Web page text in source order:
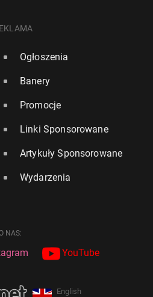
Ogłoszenia
Banery
Promocje
Linki Sponsorowane
Artykuły Sponsorowane
Wydarzenia
NAS:
YouTube
English